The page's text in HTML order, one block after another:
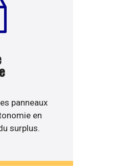
panneaux
en
surplus.